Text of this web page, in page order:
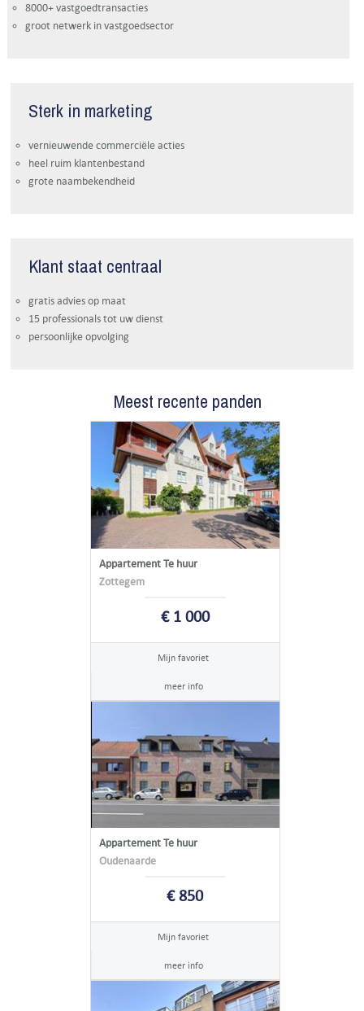
8000+ vastgoedtransacties
groot netwerk in vastgoedsector
Sterk in marketing
vernieuwende commerciële acties
heel ruim klantenbestand
grote naambekendheid
Klant staat centraal
gratis advies op maat
15 professionals tot uw dienst
persoonlijke opvolging
Meest recente panden
Appartement Te huur
Zottegem
€ 1 000
Mijn favoriet
meer info
Appartement Te huur
Oudenaarde
€ 850
Mijn favoriet
meer info